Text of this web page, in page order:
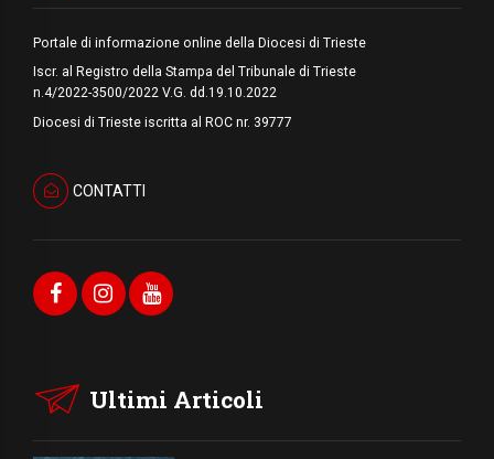
Portale di informazione online della Diocesi di Trieste
Iscr. al Registro della Stampa del Tribunale di Trieste
n.4/2022-3500/2022 V.G. dd.19.10.2022
Diocesi di Trieste iscritta al ROC nr. 39777
CONTATTI
Ultimi Articoli